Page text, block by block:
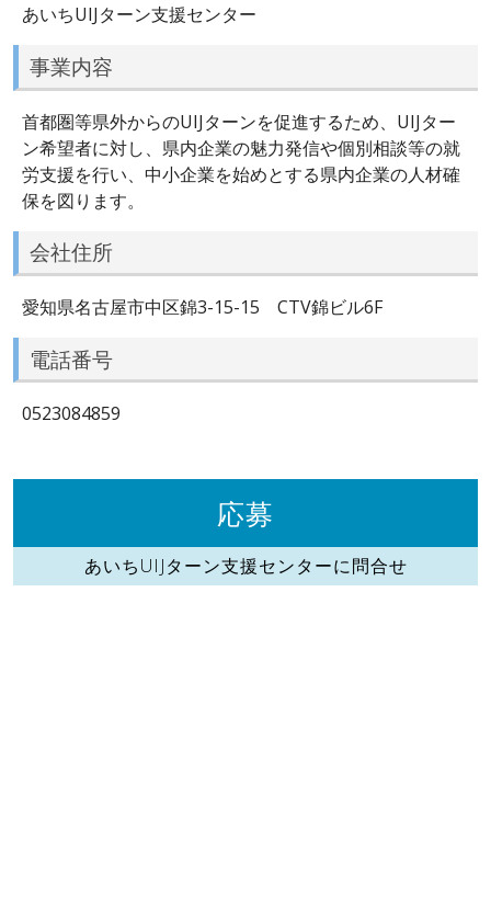
あいちUIJターン支援センター
事業内容
首都圏等県外からのUIJターンを促進するため、UIJター
ン希望者に対し、県内企業の魅力発信や個別相談等の就
労支援を行い、中小企業を始めとする県内企業の人材確
保を図ります。
会社住所
愛知県名古屋市中区錦3-15-15 CTV錦ビル6F
電話番号
0523084859
応募
あいちUIJターン支援センターに問合せ